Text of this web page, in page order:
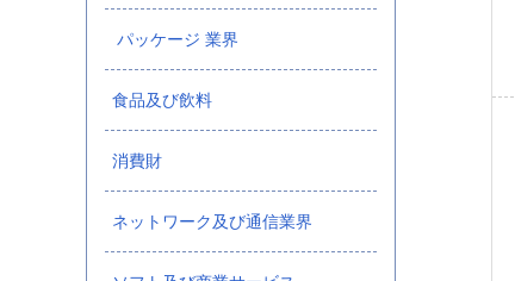
パッケージ 業界
食品及び飲料
消費財
ネットワーク及び通信業界